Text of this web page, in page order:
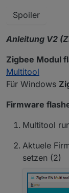
Spoiler
Anleitung V2
Zigbee Modul
Multitool
Für Windows
Firmware
Multitool
Aktuele
setzen (2)